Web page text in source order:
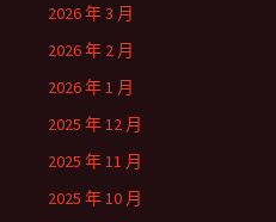
2026 年 3 月
2026 年 2 月
2026 年 1 月
2025 年 12 月
2025 年 11 月
2025 年 10 月